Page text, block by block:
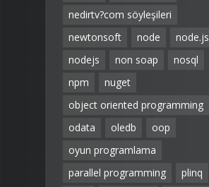
nedirtv?com söyleşileri
newtonsoft
node
node.js
nodejs
non soap
nosql
npm
nuget
object oriented programming
odata
oledb
oop
oyun programlama
parallel programming
plinq